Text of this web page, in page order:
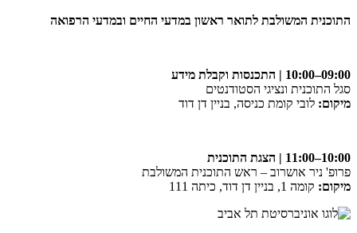
התוכנית המשולבת לתואר ראשון במדעי החיים ובמדעי הרפואה
09:00–10:00 | התכנסות וקבלת מידע
סגל התוכנית ונציגי הסטודנטים
מיקום: לובי קומת כניסה, בניין דן דוד
10:00–11:00 | הצגת התוכנית
פרופ' ניר אושרוב – ראש התוכנית המשולבת
מיקום: קומה 1, בניין דן דוד, כיתה 111